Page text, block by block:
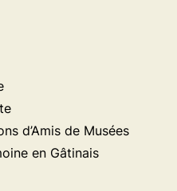
d’Amis de Musées
en Gâtinais